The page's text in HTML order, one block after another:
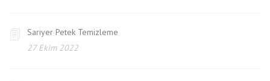
Sarıyer Petek Temizleme
27 Ekim 2022